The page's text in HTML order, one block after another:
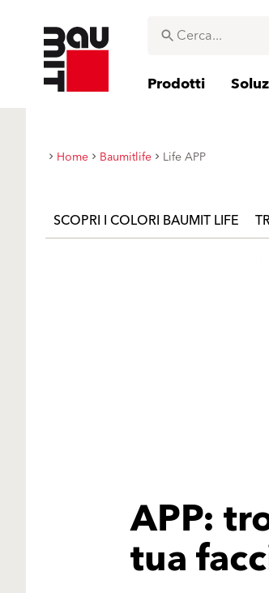
Prodotti
Home Baumitlife Life APP
SCOPRI I COLORI BAUMIT LIFE
APP:
tua